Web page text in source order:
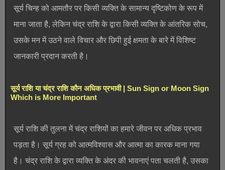
सूर्य चिन्ह को आमतौर पर किसी व्यक्ति के सामान्य दृष्टिकोण के रूप में
माना जाता है, लेकिन चंद्र राशि के द्वारा किसी व्यक्ति के आंतरिक सोच,
उसके मन में उठने वाले विचार और छिपी हुई क्षमता के बारे में विशिष्ट
जानकारी प्रदान करती है।
सूर्य राशि या चंद्र राशि कौन अधिक प्रभावी | Sun Sign or Moon Sign
Which is More Important
सूर्य राशि की तुलना में चंद्र राशियों का हमारे जीवन पर अधिक प्रभाव
पड़ता है। सूर्य ग्रह को आत्मविश्वास और आत्मा का कारक माना गया
है। चंद्र राशि के द्वारा व्यक्ति के अंदर की भावनाएं पता चलती है, उसका